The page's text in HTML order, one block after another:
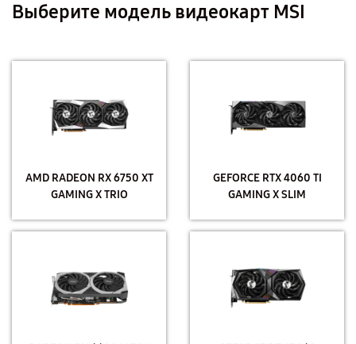
Выберите модель видеокарт MSI
AMD RADEON RX 6750 XT
GAMING X TRIO
GEFORCE RTX 4060 TI
GAMING X SLIM